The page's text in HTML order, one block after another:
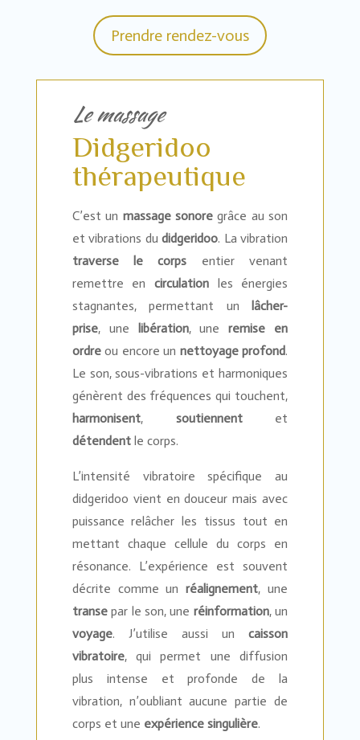
Prendre rendez-vous
Le massage
Didgeridoo
thérapeutique
C’est un massage sonore grâce au son
et vibrations dudidgeridoo. La vibration
traverse le corps entier venant
remettre en circulation les énergies
stagnantes, permettant unlâcher-
prise, une libération, uneremise en
ordreou encore un nettoyage profond.
Le son, sous-vibrations et harmoniques
génèrent des fréquences qui touchent,
harmonisent, soutiennentet
détendentle corps.
L’intensité vibratoire spécifique au
didgeridoo vient en douceur mais avec
puissance relâcher les tissus tout en
mettant chaque cellule du corps en
résonance. L’expérience est souvent
décrite comme unréalignement, une
transepar le son, une réinformation, un
voyage. J’utilise aussi uncaisson
vibratoire, qui permet une diffusion
plus intense et profonde de la
vibration, n’oubliant aucune partie de
corps et une expérience singulière.